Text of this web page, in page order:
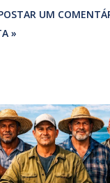
ex-vereadores de
, estava
uma caminhonete.
sinais visíveis de
alcoólicas foram
motorista,
UM
»